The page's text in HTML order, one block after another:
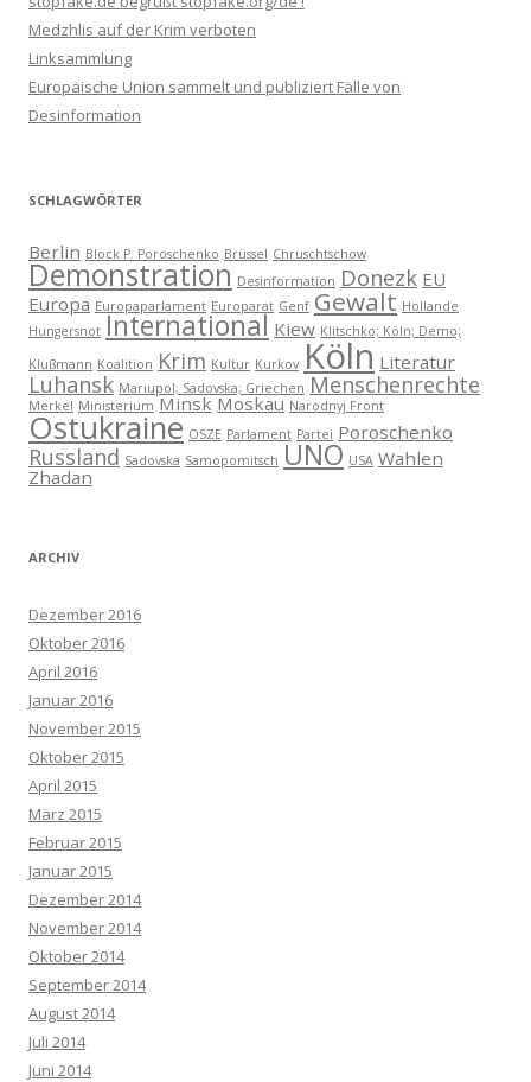
Medzhlis auf der Krim verboten
Linksammlung
Europäische Union sammelt und publiziert Fälle von
Desinformation
SCHLAGWÖRTER
Berlin Block P. Poroschenko Brüssel Chruschtschow
Demonstration Desinformation Donezk EU
Europa Europaparlament Europarat Genf Gewalt Hollande
Hungersnot International Kiew Klitschko; Köln; Demo;
Klußmann Koalition Krim Kultur Kurkov Köln Literatur
Luhansk Mariupol; Sadovska; Griechen Menschenrechte
Merkel Ministerium Minsk Moskau Narodnyj Front
Ostukraine OSZE Parlament Partei Poroschenko
Russland Sadovska Samopomitsch UNO USA Wahlen
Zhadan
ARCHIV
Dezember 2016
Oktober 2016
April 2016
Januar 2016
November 2015
Oktober 2015
April 2015
März 2015
Februar 2015
Januar 2015
Dezember 2014
November 2014
Oktober 2014
September 2014
August 2014
Juli 2014
Juni 2014